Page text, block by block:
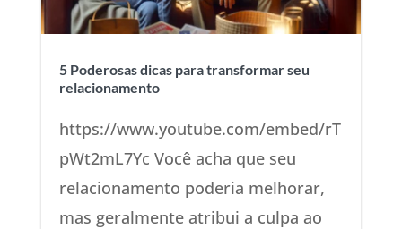
5 Poderosas dicas para transformar seu
relacionamento
https://www.youtube.com/embed/rT
pWt2mL7Yc Você acha que seu
relacionamento poderia melhorar,
mas geralmente atribui a culpa ao